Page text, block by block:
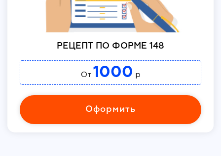
РЕЦЕПТ ПО ФОРМЕ 148
От 1000 р
Оформить